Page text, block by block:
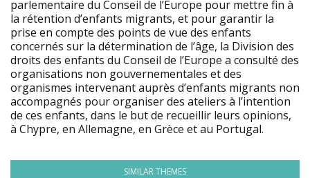
parlementaire du Conseil de l’Europe pour mettre fin à
la rétention d’enfants migrants, et pour garantir la
prise en compte des points de vue des enfants
concernés sur la détermination de l’âge, la Division des
droits des enfants du Conseil de l’Europe a consulté des
organisations non gouvernementales et des
organismes intervenant auprès d’enfants migrants non
accompagnés pour organiser des ateliers à l’intention
de ces enfants, dans le but de recueillir leurs opinions,
à Chypre, en Allemagne, en Grèce et au Portugal.
SIMILAR THEMES